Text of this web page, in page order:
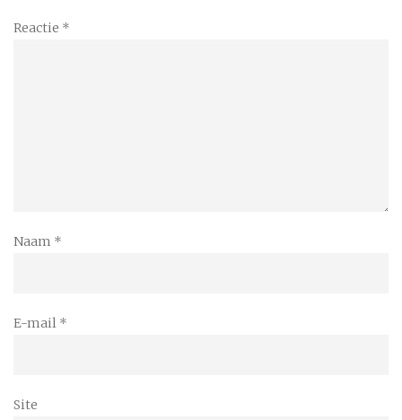
Reactie *
Naam *
E-mail *
Site